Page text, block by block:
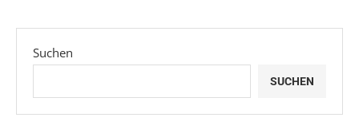
Suchen
SUCHEN